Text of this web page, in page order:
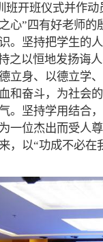
班开班仪式并作
心”四有好老师
。坚持把学生的
之以恒地发扬诲
立身、以德立学
和奋斗，为社会
。坚持学用结合
一位杰出而受人
，以“功成不必